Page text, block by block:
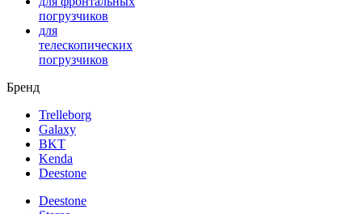
погрузчиков
для
телескопических
погрузчиков
Бренд
Trelleborg
Galaxy
BKT
Kenda
Deestone
Deestone